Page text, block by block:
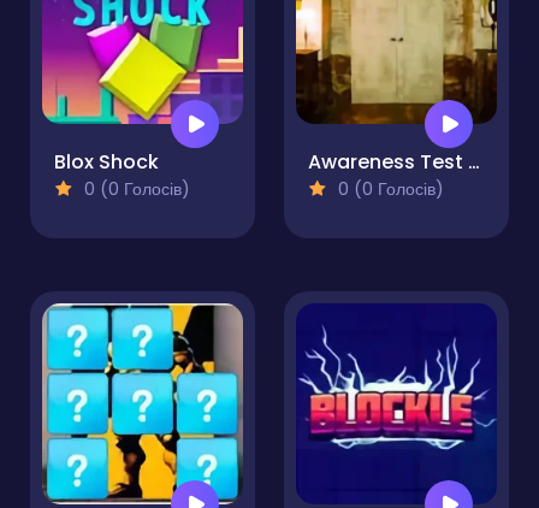
Blox Shock
0 (0 Голосів)
Awareness Test - The Room
0 (0 Голосів)